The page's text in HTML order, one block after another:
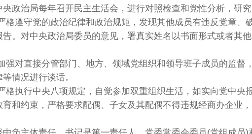
政治局每年召开民主生活会，进行对照检查和党性分析，研究
遵守党的政治纪律和政治规矩，发现其他成员有违反党章、
。对中央政治局委员的意见，署真实姓名以书面形式或者其
对直接分管部门、地方、领域党组织和领导班子成员的监督
情况进行谈话。
执行中央八项规定，自觉参加双重组织生活，如实向党中央
和约束，严格要求配偶、子女及其配偶不得违规经商办企业，